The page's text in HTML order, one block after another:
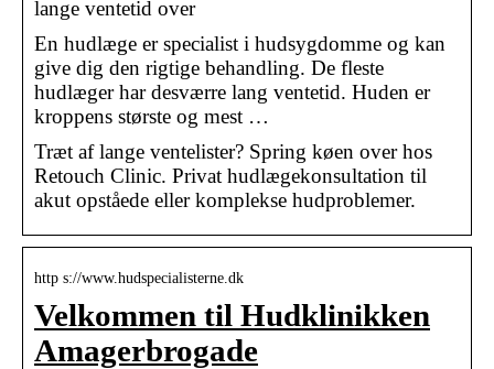
lange ventetid over
En hudlæge er specialist i hudsygdomme og kan
give dig den rigtige behandling. De fleste
hudlæger har desværre lang ventetid. Huden er
kroppens største og mest …
Træt af lange ventelister? Spring køen over hos
Retouch Clinic. Privat hudlægekonsultation til
akut opståede eller komplekse hudproblemer.
http s://www.hudspecialisterne.dk
Velkommen til Hudklinikken
Amagerbrogade